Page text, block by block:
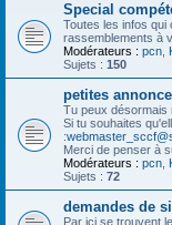
Special
Toutes les infos
rassemblements à
Modérateurs : pcn
Sujets : 150
petites
Tu peux désormais
Si tu souhaites
:
Merci de penser à
Modérateurs : pcn
Sujets : 72
demandes de
Par ici se trouvent